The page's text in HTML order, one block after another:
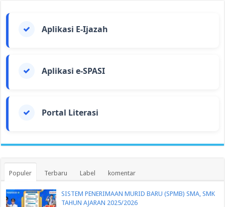
Aplikasi E-Ijazah
Aplikasi e-SPASI
Portal Literasi
Populer Terbaru Label komentar
SISTEM PENERIMAAN MURID BARU (SPMB) SMA, SMK
TAHUN AJARAN 2025/2026